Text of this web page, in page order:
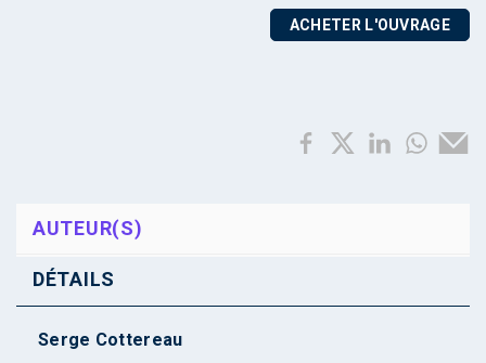
ACHETER L'OUVRAGE
AUTEUR(S)
DÉTAILS
Serge Cottereau